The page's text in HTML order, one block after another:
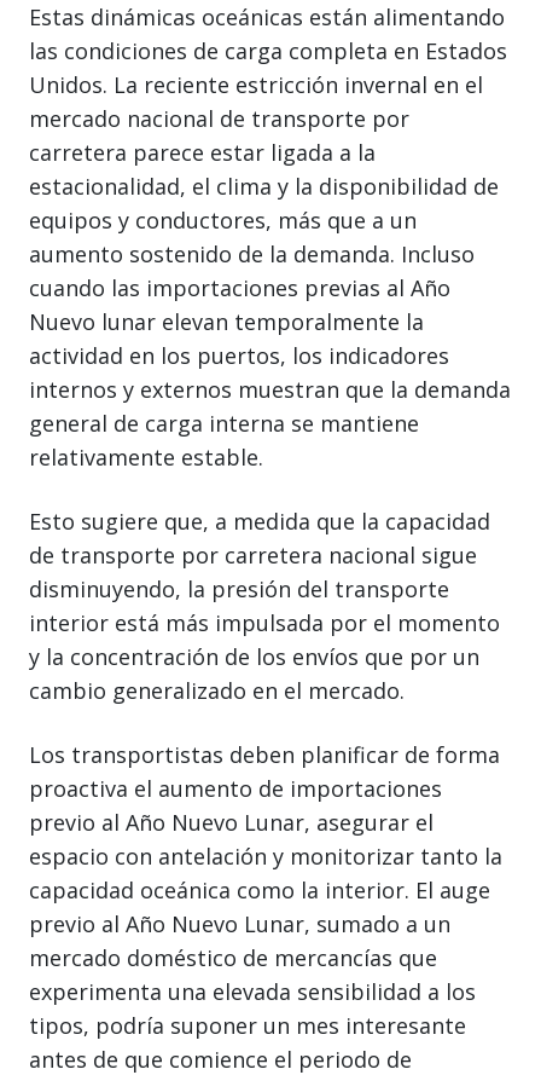
Estas dinámicas oceánicas están alimentando
las condiciones de carga completa en Estados
Unidos. La reciente estricción invernal en el
mercado nacional de transporte por
carretera parece estar ligada a la
estacionalidad, el clima y la disponibilidad de
equipos y conductores, más que a un
aumento sostenido de la demanda. Incluso
cuando las importaciones previas al Año
Nuevo lunar elevan temporalmente la
actividad en los puertos, los indicadores
internos y externos muestran que la demanda
general de carga interna se mantiene
relativamente estable.
Esto sugiere que, a medida que la capacidad
de transporte por carretera nacional sigue
disminuyendo, la presión del transporte
interior está más impulsada por el momento
y la concentración de los envíos que por un
cambio generalizado en el mercado.
Los transportistas deben planificar de forma
proactiva el aumento de importaciones
previo al Año Nuevo Lunar, asegurar el
espacio con antelación y monitorizar tanto la
capacidad oceánica como la interior. El auge
previo al Año Nuevo Lunar, sumado a un
mercado doméstico de mercancías que
experimenta una elevada sensibilidad a los
tipos, podría suponer un mes interesante
antes de que comience el periodo de